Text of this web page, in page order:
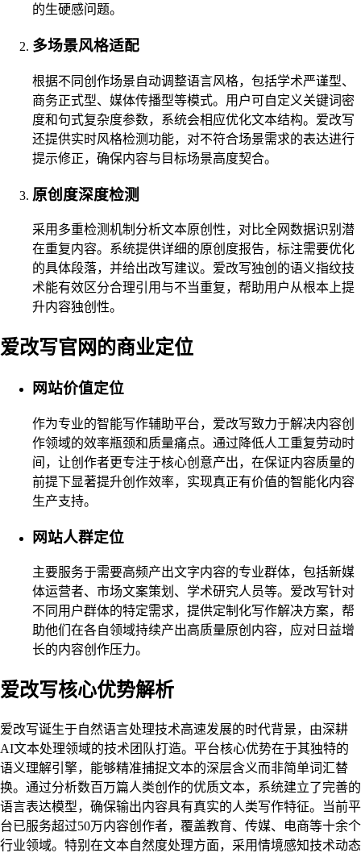
的生硬感问题。
多场景风格适配
根据不同创作场景自动调整语言风格，包括学术严谨型、
商务正式型、媒体传播型等模式。用户可自定义关键词密
度和句式复杂度参数，系统会相应优化文本结构。爱改写
还提供实时风格检测功能，对不符合场景需求的表达进行
提示修正，确保内容与目标场景高度契合。
原创度深度检测
采用多重检测机制分析文本原创性，对比全网数据识别潜
在重复内容。系统提供详细的原创度报告，标注需要优化
的具体段落，并给出改写建议。爱改写独创的语义指纹技
术能有效区分合理引用与不当重复，帮助用户从根本上提
升内容独创性。
爱改写官网的商业定位
网站价值定位
作为专业的智能写作辅助平台，爱改写致力于解决内容创
作领域的效率瓶颈和质量痛点。通过降低人工重复劳动时
间，让创作者更专注于核心创意产出，在保证内容质量的
前提下显著提升创作效率，实现真正有价值的智能化内容
生产支持。
网站人群定位
主要服务于需要高频产出文字内容的专业群体，包括新媒
体运营者、市场文案策划、学术研究人员等。爱改写针对
不同用户群体的特定需求，提供定制化写作解决方案，帮
助他们在各自领域持续产出高质量原创内容，应对日益增
长的内容创作压力。
爱改写核心优势解析
爱改写诞生于自然语言处理技术高速发展的时代背景，由深耕
AI文本处理领域的技术团队打造。平台核心优势在于其独特的
语义理解引擎，能够精准捕捉文本的深层含义而非简单词汇替
换。通过分析数百万篇人类创作的优质文本，系统建立了完善的
语言表达模型，确保输出内容具有真实的人类写作特征。当前平
台已服务超过50万内容创作者，覆盖教育、传媒、电商等十余个
行业领域。特别在文本自然度处理方面，采用情境感知技术动态